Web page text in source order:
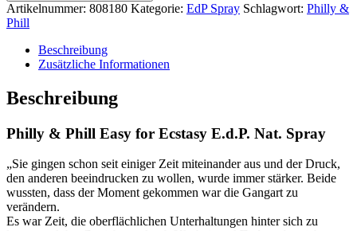
Artikelnummer: 808180 Kategorie: EdP Spray Schlagwort: Philly &
Phill
Beschreibung
Zusätzliche Informationen
Beschreibung
Philly & Phill Easy for Ecstasy E.d.P. Nat. Spray
„Sie gingen schon seit einiger Zeit miteinander aus und der Druck,
den anderen beeindrucken zu wollen, wurde immer stärker. Beide
wussten, dass der Moment gekommen war die Gangart zu
verändern.
Es war Zeit, die oberflächlichen Unterhaltungen hinter sich zu